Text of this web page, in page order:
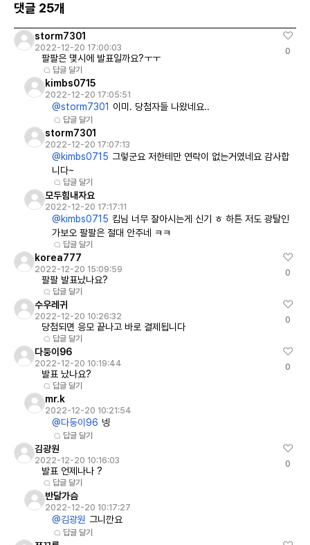
댓글 25개
storm7301
2022-12-20 17:00:03
팔팔은 몇시에 발표일까요?ㅜㅜ
답글 달기
0
kimbs0715
2022-12-20 17:05:51
@storm7301 이미. 당첨자들 나왔네요..
답글 달기
storm7301
2022-12-20 17:07:13
@kimbs0715 그렇군요 저한테만 연락이 없는거였네요 감사합
니다~
답글 달기
모두힘내자요
2022-12-20 17:17:11
@kimbs0715 킴님 너무 잘아시는게 신기 ㅎ 하튼 저도 광탈인
가보오 팔팔은 절대 안주네 ㅋㅋ
답글 달기
korea777
2022-12-20 15:09:59
팔팔 발표났나요?
답글 달기
0
수우레귀
2022-12-20 10:26:32
당첨되면 응모 끝나고 바로 결제됩니다
답글 달기
0
다둥이96
2022-12-20 10:19:44
발표 났나요?
답글 달기
0
mr.k
2022-12-20 10:21:54
@다둥이96 넹
답글 달기
김광원
2022-12-20 10:16:03
발표 언제나나 ?
답글 달기
0
반달가슴
2022-12-20 10:17:27
@김광원 그니깐요
답글 달기